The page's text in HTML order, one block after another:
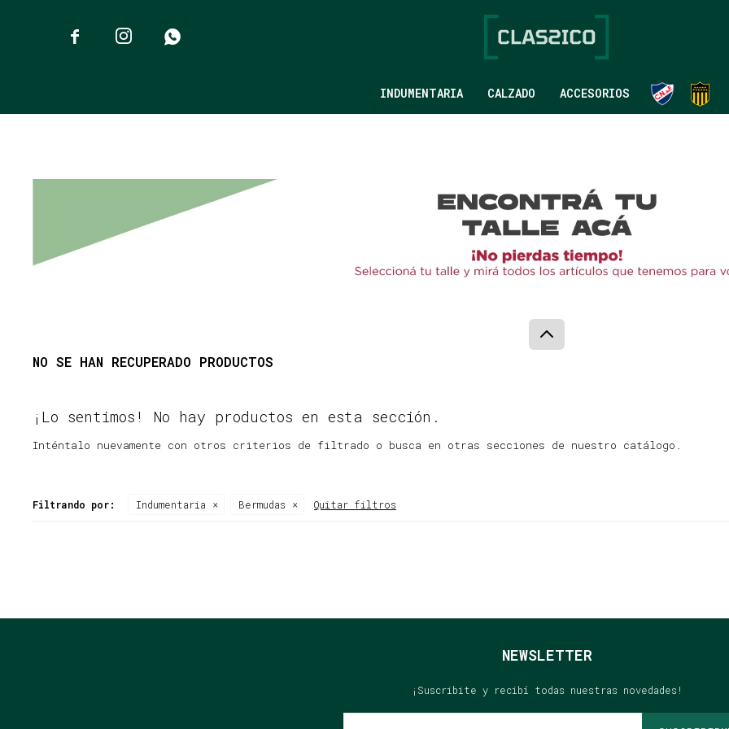
INDUMENTARIA CALZADO ACCESORIOS
  
NO SE HAN RECUPERADO PRODUCTOS
¡Lo sentimos! No hay productos en esta sección.
Inténtalo nuevamente con otros criterios de filtrado o busca en otras secciones de nuestro catálogo.
Filtrando por: Indumentaria Bermudas Quitar filtros
NEWSLETTER
¡Suscribite y recibí todas nuestras novedades!